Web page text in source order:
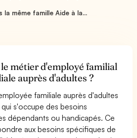
même famille Aide à la...
métier d'employé familial
auprès d'adultes ?
familiale auprès d'adultes
s'occupe des besoins
dépendants ou handicapés. Ce
aux besoins spécifiques de